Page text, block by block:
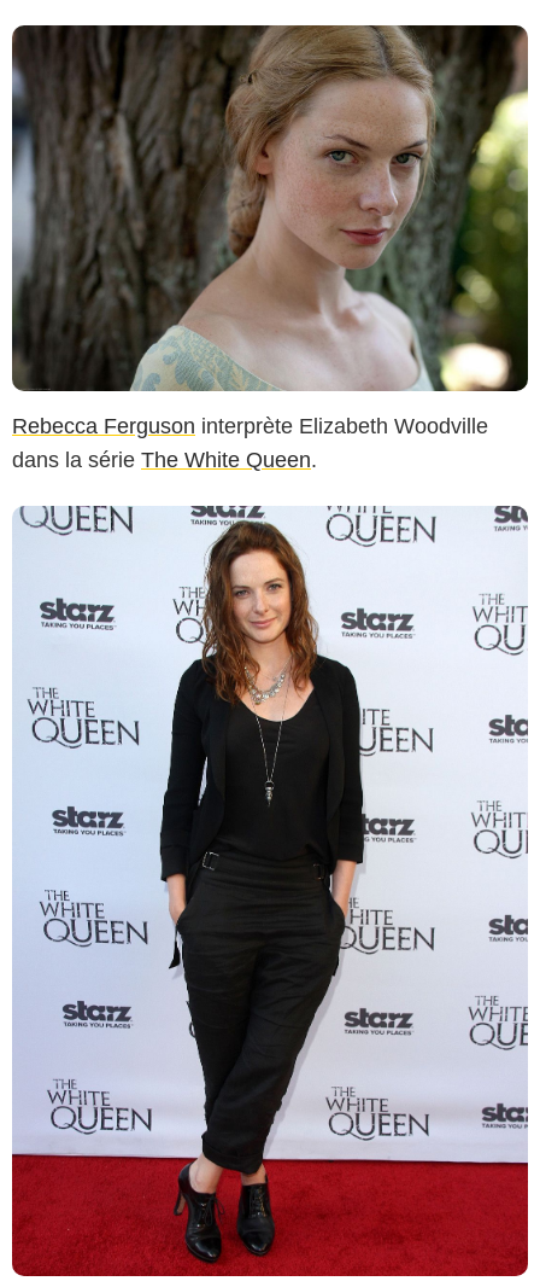
Rebecca Ferguson interprète Elizabeth Woodville
dans la série The White Queen.